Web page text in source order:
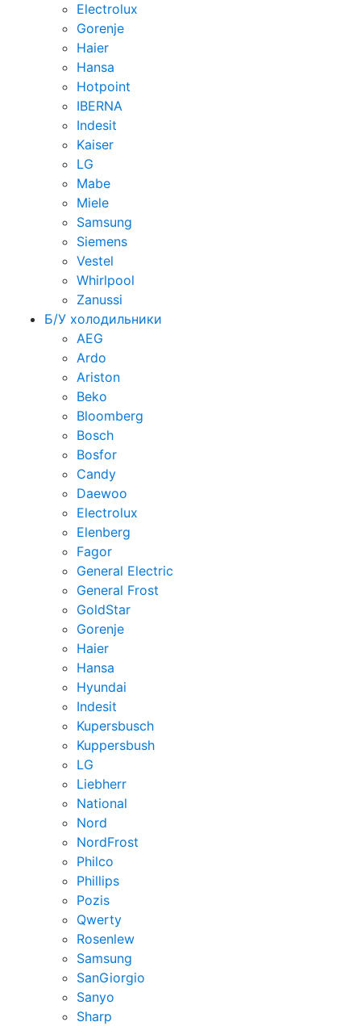
Electrolux
Gorenje
Haier
Hansa
Hotpoint
IBERNA
Indesit
Kaiser
LG
Mabe
Miele
Samsung
Siemens
Vestel
Whirlpool
Zanussi
Б/У холодильники
AEG
Ardo
Ariston
Beko
Bloomberg
Bosch
Bosfor
Candy
Daewoo
Electrolux
Elenberg
Fagor
General Electric
General Frost
GoldStar
Gorenje
Haier
Hansa
Hyundai
Indesit
Kupersbusch
Kuppersbush
LG
Liebherr
National
Nord
NordFrost
Philco
Phillips
Pozis
Qwerty
Rosenlew
Samsung
SanGiorgio
Sanyo
Sharp